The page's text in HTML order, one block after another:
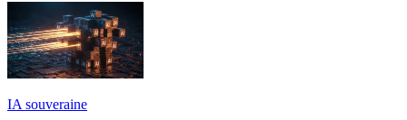
IA souveraine